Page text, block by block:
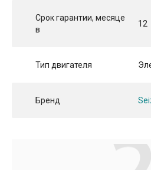
Срок гарантии, месяце
в
12
Тип двигателя
Бренд